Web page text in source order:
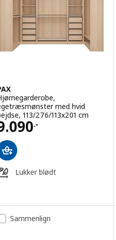
med hvid
113/276/113x201 cm
.-
9090.-
Lukker blødt
Sammenlign